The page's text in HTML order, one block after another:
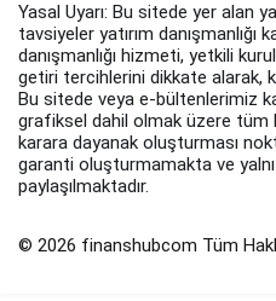
Yasal Uyarı: Bu sitede yer alan
tavsiyeler yatırım danışmanlığı
danışmanlığı hizmeti, yetkili
getiri tercihlerini dikkate alarak,
Bu sitede veya e-bültenlerimiz
grafiksel dahil olmak üzere tüm
karara dayanak oluşturması
garanti oluşturmamakta ve
paylaşılmaktadır.
© 2026 finanshubcom Tüm